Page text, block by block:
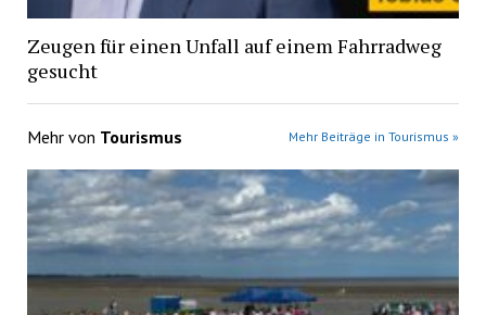
Zeugen für einen Unfall auf einem Fahrradweg
gesucht
Mehr von Tourismus Mehr Beiträge in Tourismus »